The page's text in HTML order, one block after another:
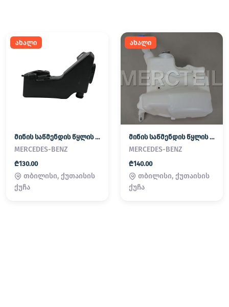
ახალი
მინის საწმენდის წყლის ავზი
MERCEDES-BENZ
₾130.00
თბილისი, ქუთაისის
ქუჩა
ახალი
მინის საწმენდის წყლის ავზი
MERCEDES-BENZ
₾140.00
თბილისი, ქუთაისის
ქუჩა